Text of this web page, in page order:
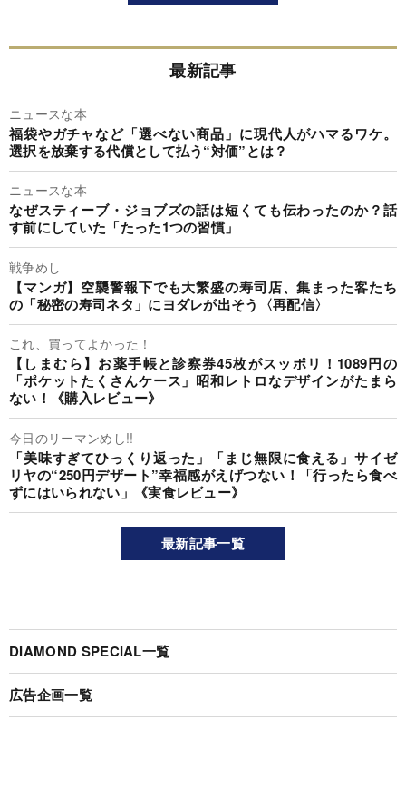
最新記事
ニュースな本
福袋やガチャなど「選べない商品」に現代人がハマるワケ。
選択を放棄する代償として払う“対価”とは？
ニュースな本
なぜスティーブ・ジョブズの話は短くても伝わったのか？話
す前にしていた「たった1つの習慣」
戦争めし
【マンガ】空襲警報下でも大繁盛の寿司店、集まった客たち
の「秘密の寿司ネタ」にヨダレが出そう〈再配信〉
これ、買ってよかった！
【しまむら】お薬手帳と診察券45枚がスッポリ！1089円の
「ポケットたくさんケース」昭和レトロなデザインがたまら
ない！《購入レビュー》
今日のリーマンめし!!
「美味すぎてひっくり返った」「まじ無限に食える」サイゼ
リヤの“250円デザート”幸福感がえげつない！「行ったら食べ
ずにはいられない」《実食レビュー》
最新記事一覧
DIAMOND SPECIAL一覧
広告企画一覧